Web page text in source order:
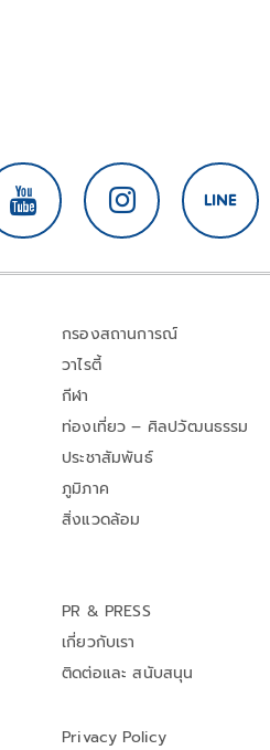
กรองสถานการณ์
วาไรตี้
กีฬา
ท่องเที่ยว – ศิลปวัฒนธรรม
ประชาสัมพันธ์
ภูมิภาค
สิ่งแวดล้อม
PR & PRESS
เกี่ยวกับเรา
ติดต่อและ สนับสนุน
Privacy Policy